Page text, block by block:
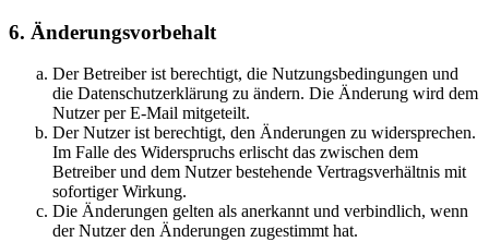
6. Änderungsvorbehalt
Der Betreiber ist berechtigt, die Nutzungsbedingungen und
die Datenschutzerklärung zu ändern. Die Änderung wird dem
Nutzer per E-Mail mitgeteilt.
Der Nutzer ist berechtigt, den Änderungen zu widersprechen.
Im Falle des Widerspruchs erlischt das zwischen dem
Betreiber und dem Nutzer bestehende Vertragsverhältnis mit
sofortiger Wirkung.
Die Änderungen gelten als anerkannt und verbindlich, wenn
der Nutzer den Änderungen zugestimmt hat.